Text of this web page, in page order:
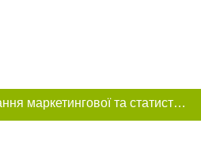
Цей сайт використовує «cookies». Також веб-сайт використовує інтернет-сервіс для збору технічних даних стосовно відвідувачів з метою отримання маркетингової та статистичної інформації. Умови обробки даних відвідувачів сайту див.